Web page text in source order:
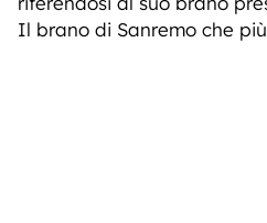
Il brano di Sanremo che